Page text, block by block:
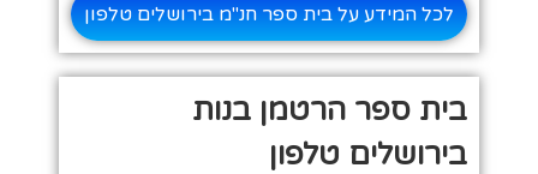
לכל המידע על בית ספר חנ"מ בירושלים טלפון
בית ספר הרטמן בנות
בירושלים טלפון